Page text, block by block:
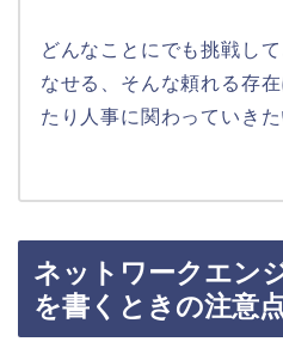
どんなことにでも挑戦し
なせる、そんな頼れる存
たり人事に関わっていき
ネットワークエン
を書くときの注意